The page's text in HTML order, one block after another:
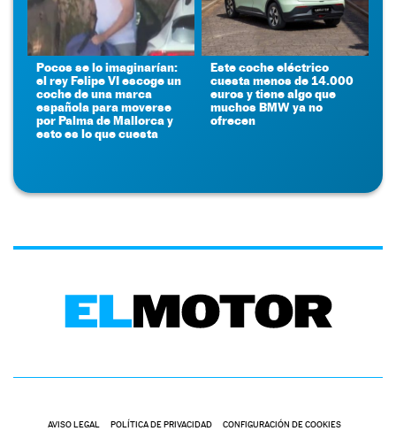
Pocos se lo imaginarían:
el rey Felipe VI escoge un
coche de una marca
española para moverse
por Palma de Mallorca y
esto es lo que cuesta
Este coche eléctrico
cuesta menos de 14.000
euros y tiene algo que
muchos BMW ya no
ofrecen
AVISO LEGAL POLÍTICA DE PRIVACIDAD CONFIGURACIÓN DE COOKIES